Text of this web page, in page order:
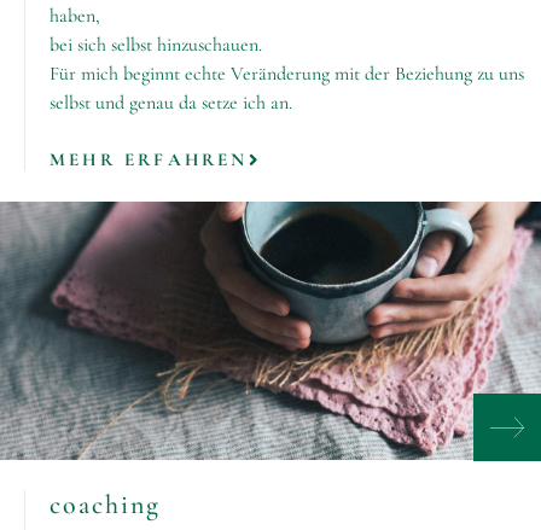
haben,
bei sich selbst hinzuschauen.
Für mich beginnt echte Veränderung mit der Beziehung zu uns
selbst und genau da setze ich an.
MEHR ERFAHREN
coaching